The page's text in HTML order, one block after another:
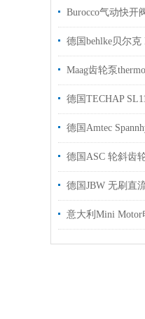
德国JBW 无刷直
意大利Mini Motor